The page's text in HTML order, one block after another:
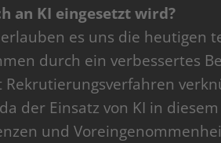
an KI eingesetzt wird?
es uns die heutigen
durch ein verbessertes
der Einsatz von KI in
und